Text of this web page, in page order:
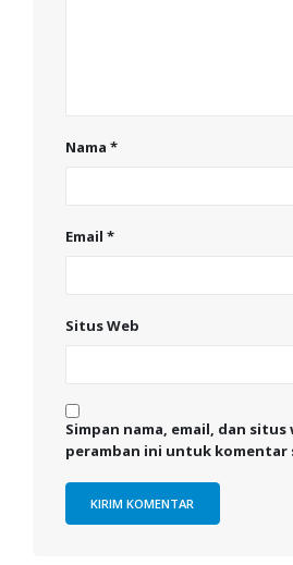
Nama *
Email *
Situs Web
Simpan nama, email, dan situs
peramban ini untuk komentar